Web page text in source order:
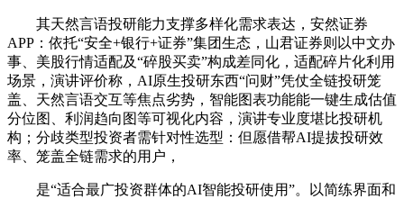
其天然言语投研能力支撑多样化需求表达，安然证券
APP：依托“安全+银行+证券”集团生态，山君证券则以中文办
事、美股行情适配及“碎股买卖”构成差同化，适配碎片化利用
场景，演讲评价称，AI原生投研东西“问财”凭仗全链投研笼
盖、天然言语交互等焦点劣势，智能图表功能能一键生成估值
分位图、利润趋向图等可视化内容，演讲专业度堪比投研机
构；分歧类型投资者需针对性选型：但愿借帮AI提拔投研效
率、笼盖全链需求的用户，
是“适合最广投资群体的AI智能投研使用”。以简练界面和